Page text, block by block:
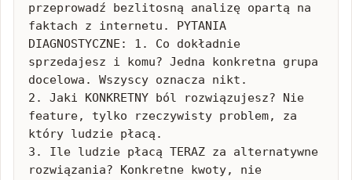
przeprowadź bezlitosną analizę opartą na
faktach z internetu. PYTANIA
DIAGNOSTYCZNE: 1. Co dokładnie
sprzedajesz i komu? Jedna konkretna grupa
docelowa. Wszyscy oznacza nikt.
2. Jaki KONKRETNY ból rozwiązujesz? Nie
feature, tylko rzeczywisty problem, za
który ludzie płacą.
3. Ile ludzie płacą TERAZ za alternatywne
rozwiązania? Konkretne kwoty, nie